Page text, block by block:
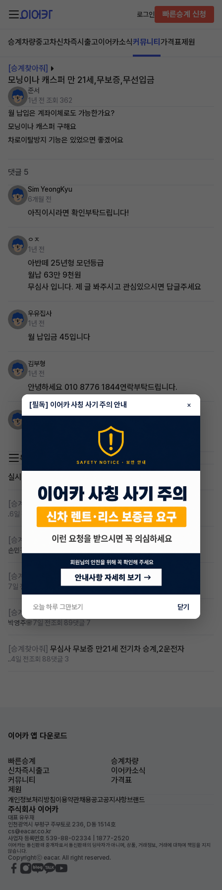
로그인 빠른승계 신청
승계차량중고차신차즉시출고이어카소식커뮤니티 가격표제원
[승계찾아줘]
모닝이나 캐스퍼 만 21세,무보증,무선입금
준서
1년 전 조회 362
월 납입은 계좌이체로도 가능한가요?
모닝이나 캐스퍼 구해요
차로이탈방지 기능은 있었으면 좋겠어요
댓글 5
Sim YeongKyu
6개월 전
아직이시라면 확인부탁드립니다!
ㅇㅈ
1년 전
아반떼 25년형 모던등급
월납 63만 9천원
무심사 입니다. 제 글 봐주시고 관심있으시면 답글주세요
우유집사
1년 전
월 납입금 45입니다
김부형
1년 전
안녕하세요 010 8776 1844연락부탁드립니다.
캐스퍼 블랙 2025년식 어떠세요 ?
목록 이동
실시간 인기글
[승계찾아줘] 렌탈 승계차량 찾습니다 바로진행
.6일 전 조회 123댓글 6
[승계찾아줘] 아반떼cn7 승계자 구합니다
손민경
[승계찾아줘] 만22세 무심사 장기렌트 찾습니다
7일 전 댓글 2
[승계찾아줘] 카니발 저렴이 승계받고샆어요
박영주🌸7일 전조회 89댓글 7
[승계찾아줘] 무심사 무보증 만21세 전기차 승계,2운전자
..4일 전조회 88댓글 3
이어카 앱 다운로드
빠른승계
승계차량
신차즉시출고
이어카소식
커뮤니티
가격표
제원
개인정보처리방침이용약관채용공고공지사항브랜드
주식회사 이어카
대표 유우재
인천광역시 부평구 주부토로 236, D동 1514호
cs@eacar.co.kr
사업자 등록번호 539-88-02334 | 1877-2520
이어카는 통신판매 중개자로서 통신판매의 당사자가 아니며, 상품, 거래정보, 거래에 대하여 책임을 지지
않습니다.
Copyrightⓒ eacar. All right reserved.
[필독] 이어카 사칭 사기 주의 안내 ×
오늘 하루 그만보기 닫기